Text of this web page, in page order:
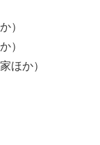
）
）
ほか）